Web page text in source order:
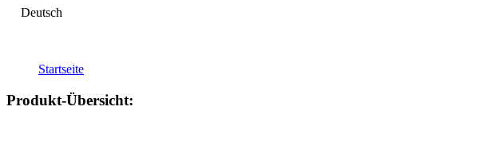
Deutsch
Startseite
Produkt-Übersicht: